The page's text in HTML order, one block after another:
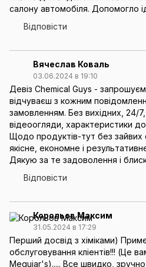
салону автомобіля. Допомогло
Відповісти
Вячеслав Коваль
03.06.2024 в 19:10
Девіз Chemical Guys -
відчуваєш з кожним
замовленням. Без вихідних, 24/
відеоогляди, характеристики
Щодо продуктів-тут без зайвих
якісне, економне і
Дякую за те задоволення і
Відповісти
Корольов Максим
31.05.2024 в 17:29
Перший досвід з хіміками)
обслуговування кліентів!!! (Це
Meguiar's)..... Все швидко, зручно